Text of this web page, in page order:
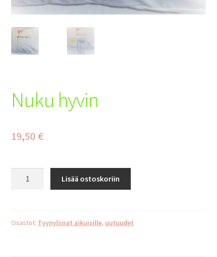
Tilaus- ja toimitusehdot
Yhteystiedot
Nuku hyvin
19,50 €
Lisää ostoskoriin
Osastot: Tyynyliinat aikuisille, uutuudet